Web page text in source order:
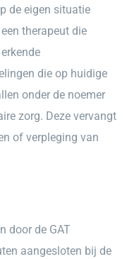
de eigen situatie
therapeut die
erkende
die op huidige
onder de noemer
zorg. Deze vervangt
of verpleging van
door de GAT
aangesloten bij de